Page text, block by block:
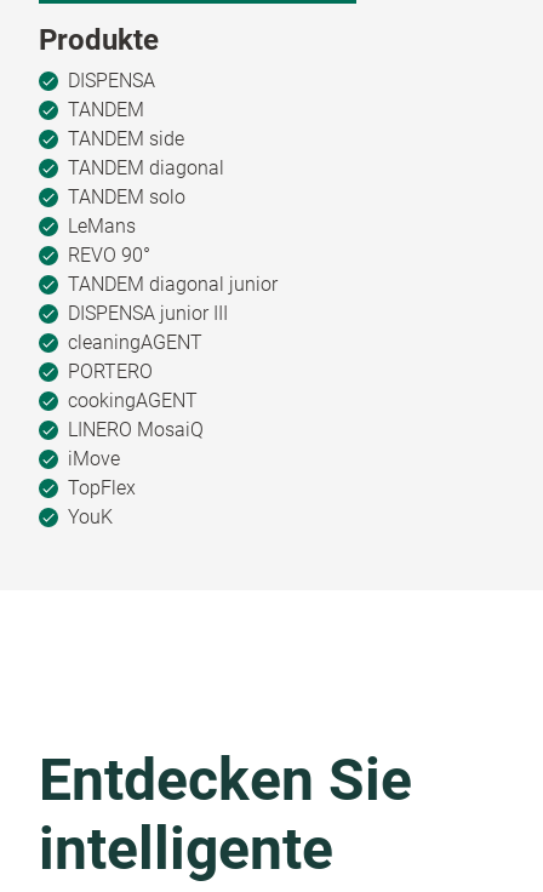
Produkte
DISPENSA
TANDEM
TANDEM side
TANDEM diagonal
TANDEM solo
LeMans
REVO 90°
TANDEM diagonal junior
DISPENSA junior III
cleaningAGENT
PORTERO
cookingAGENT
LINERO MosaiQ
iMove
TopFlex
YouK
Entdecken Sie
intelligente